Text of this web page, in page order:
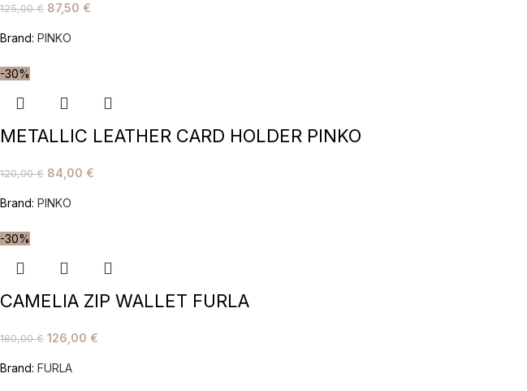
125,00€ 87,50 €
Brand: PINKO
-30%
METALLIC LEATHER CARD HOLDER PINKO
120,00€ 84,00 €
Brand: PINKO
-30%
CAMELIA ZIP WALLET FURLA
180,00€ 126,00 €
Brand: FURLA